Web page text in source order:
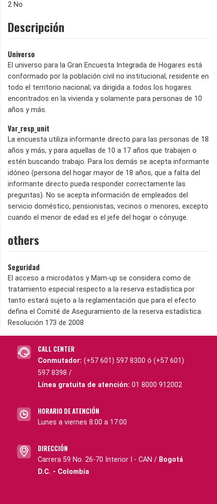
2 No
Descripción
Universo
El universo para la Gran Encuesta Integrada de Hogares está
conformado por la población civil no institucional, residente en
todo el territorio nacional; va dirigida a todos los hogares
encontrados en la vivienda y solamente para personas de 10
años y más.
Var_resp_unit
La encuesta utiliza informante directo para las personas de 18
años y más, y para aquellas de 10 a 17 años que trabajen o
estén buscando trabajo. Para los demás se acepta informante
idóneo (persona del hogar mayor de 18 años, que a falta del
informante directo pueda responder correctamente las
preguntas). No se acepta información de empleados del
servicio doméstico, pensionistas, vecinos o menores, excepto
cuando el menor de edad es el jefe del hogar o cónyuge.
others
Seguridad
El acceso a microdatos y Mam-up se considera como de
tratamiento especial respecto a la reserva estadística por
tanto estará sujeto a la reglamentación que para el efecto
defina el Comité de Aseguramiento de la reserva estadística.
Resolución 173 de 2008
CALL CENTER
Conmutador: (+57 601) 597 8300 ó (+57 601)
597 8398 /
Línea gratuita de atención: 01 8000 912002
HORARIO DE ATENCIÓN
Lunes a viernes 8:00 a 17:00
DIRECCIÓN
Carrera 59 No. 26-70 Interior I - CAN / Bogotá
D.C. - Colombia